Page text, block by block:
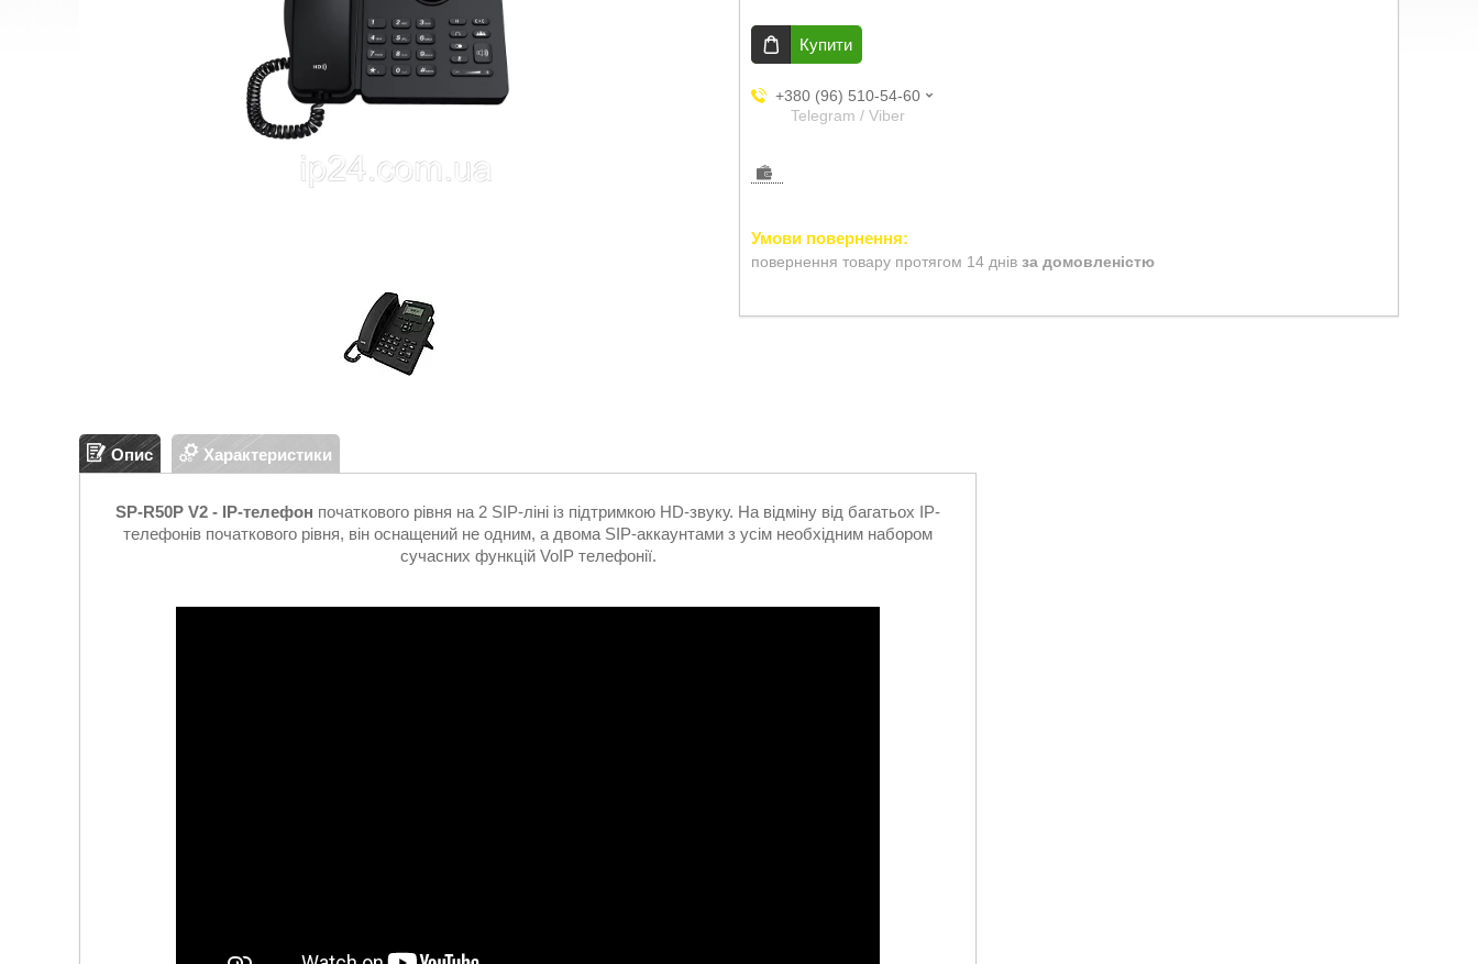
Купити
+380 (96) 510-54-60
Telegram / Viber
повернення товару протягом 14 днів за домовленістю
Опис Характеристики
SP-R50P V2 - IP-телефон початкового рівня на 2 SIP-ліні із підтримкою HD-звуку. На відміну від багатьох IP-
телефонів початкового рівня, він оснащений не одним, а двома SIP-аккаунтами з усім необхідним набором
сучасних функцій VoIP телефонії.